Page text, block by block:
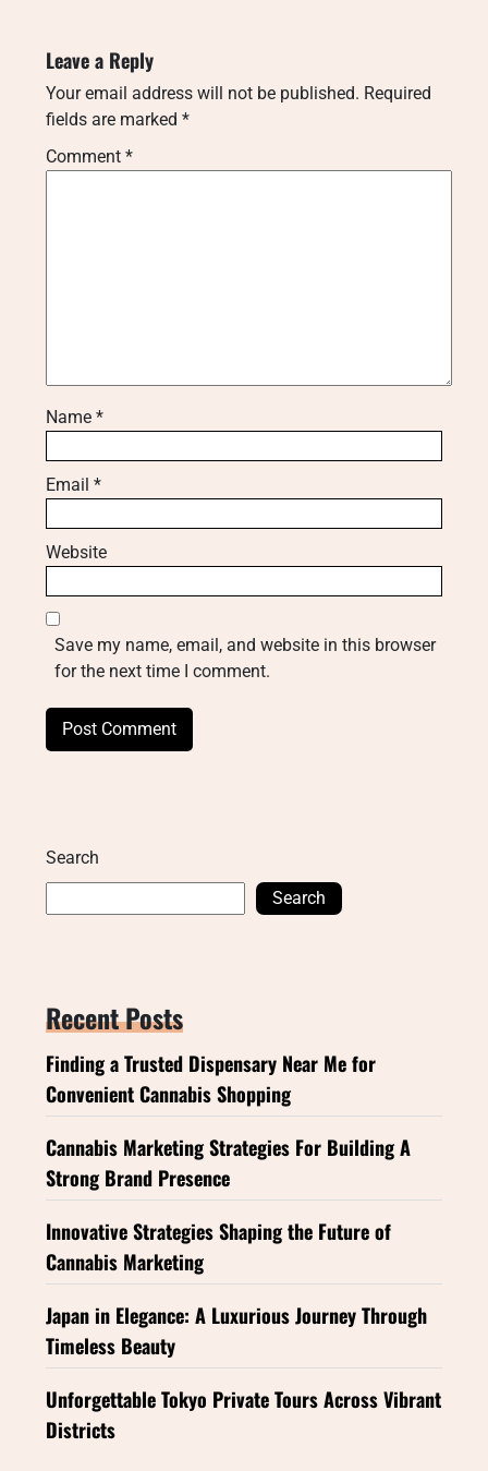
Leave a Reply
Your email address will not be published. Required
fields are marked *
Comment *
Name *
Email *
Website
Save my name, email, and website in this browser
for the next time I comment.
Search
Search
Recent Posts
Finding a Trusted Dispensary Near Me for
Convenient Cannabis Shopping
Cannabis Marketing Strategies For Building A
Strong Brand Presence
Innovative Strategies Shaping the Future of
Cannabis Marketing
Japan in Elegance: A Luxurious Journey Through
Timeless Beauty
Unforgettable Tokyo Private Tours Across Vibrant
Districts